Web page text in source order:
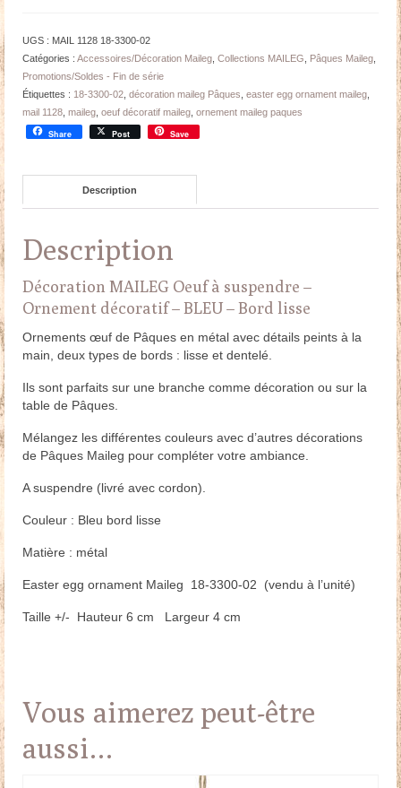
suspendre
-
Métal
Bleu
UGS : MAIL 1128 18-3300-02
Catégories : Accessoires/Décoration Maileg Collections MAILEG Pâques Maileg
Promotions/Soldes - Fin de série
Étiquettes : 18-3300-02 décoration maileg Pâques easter egg ornament maileg
mail 1128 maileg oeuf décoratif maileg ornement maileg paques
Share Post Save
Description
Description
Décoration MAILEG Oeuf à suspendre –
Ornement décoratif – BLEU – Bord lisse
Ornements œuf de Pâques en métal avec détails peints à la
main, deux types de bords : lisse et dentelé.
Ils sont parfaits sur une branche comme décoration ou sur la
table de Pâques.
Mélangez les différentes couleurs avec d’autres décorations
de Pâques Maileg pour compléter votre ambiance.
A suspendre (livré avec cordon).
Couleur : Bleu bord lisse
Matière : métal
Easter egg ornament Maileg 18-3300-02 (vendu à l’unité)
Taille +/- Hauteur 6 cm Largeur 4 cm
Vous aimerez peut-être
aussi…